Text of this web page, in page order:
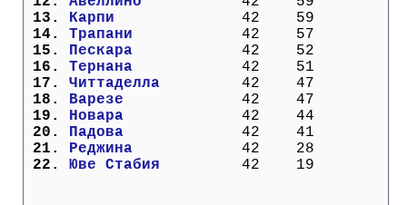
13.
Карпи
  42    59
14. Трапани
  42    57
15.
Пескара
  42    52
16. Тернана
  42    51
17. Читтаделла
  42    47
18.
Варезе
  42    47
19.
Новара
  42    44
20.
Падова
  42    41
21.
Реджина
  42    28
22.
Юве Стабия
  42    19